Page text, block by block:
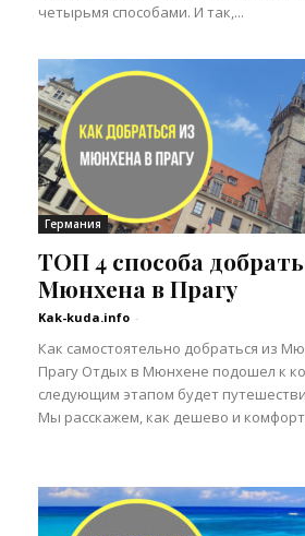
четырьмя способами. И так,...
Германия
ТОП 4 способа
Мюнхена в Прагу
Kak-kuda.info -
Как самостоятельно добраться из
Прагу Отдых в Мюнхене подошел к
следующим этапом будет
Мы расскажем, как дешево и